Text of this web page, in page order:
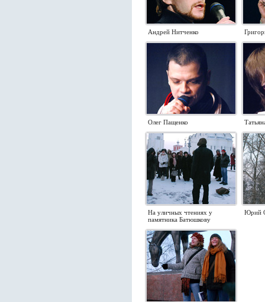
Андрей Нитченко
Олег Пащенко
На уличных чтениях у
памятника Батюшкову
Юрий